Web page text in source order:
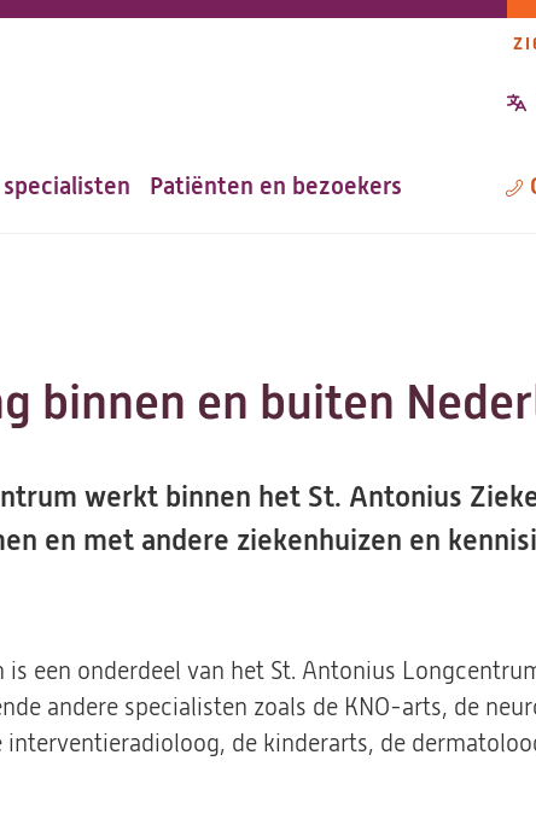
specialisten Patiënten en bezoekers
binnen en buiten
werkt binnen het St. Antonius
en met andere ziekenhuizen en
is een onderdeel van het St. Antonius
andere specialisten zoals de KNO-arts, de
interventieradioloog, de kinderarts, de